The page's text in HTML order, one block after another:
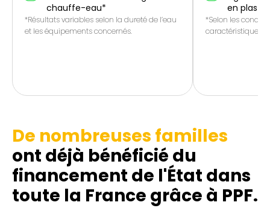
chauffe-eau*
*Résultats variables selon la dureté de l’eau
et les équipements concernés.
en
*Selon les
caractéristiques
De nombreuses familles
ont déjà bénéficié du
financement de l'État dans
toute la France grâce à PPF.